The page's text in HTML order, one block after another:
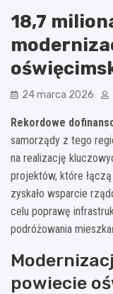
18,7
24 marca 2026
Rekordowe
samorządy z tego
na realizację
projektów, które
zyskało wsparcie
celu poprawę
podróżowania
powiecie